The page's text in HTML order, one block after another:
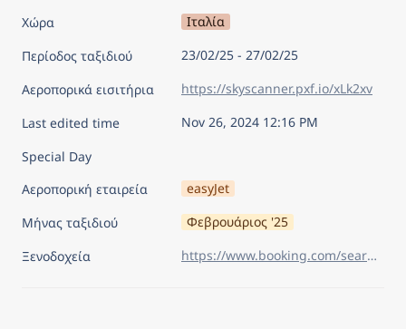
Χώρα
Ιταλία
Περίοδος ταξιδιού
23/02/25 - 27/02/25
Αεροπορικά εισιτήρια
https://skyscanner.pxf.io/xLk2xv
Last edited time
Nov 26, 2024 12:16 PM
Special Day
Αεροπορική εταιρεία
easyJet
Μήνας ταξιδιού
Φεβρουάριος '25
Ξενοδοχεία
https://www.booking.com/searchresults.el.html?sid=96be1988f08bdb352ba05a1068c394d5&aid=7960945&lang=el&sb=1&sb_lp=1&src_elem=sb&error_url=https%3A%2F%2Fwww.booking.com%2Findex.el.html%3Faid%3D7960945%26sid%3D96be1988f08bdb352ba05a1068c394d5%26sb_price_type%3Dtotal%26&ss=%CE%92%CE%B5%CE%BD%CE%B5%CF%84%CE%AF%CE%B1%2C+%CE%92%CE%AD%CE%BD%CE%B5%CF%84%CE%BF%2C+%CE%99%CF%84%CE%B1%CE%BB%CE%AF%CE%B1&is_ski_area=&ssne=%CE%92%CE%B9%CE%AD%CE%BD%CE%BD%CE%B7&ssne_untouched=%CE%92%CE%B9%CE%AD%CE%BD%CE%BD%CE%B7&checkin_year=2025&checkin_month=2&checkin_monthday=23&checkout_year=2025&checkout_month=2&checkout_monthday=27&flex_window=0&efdco=1&group_adults=2&group_children=0&no_rooms=1&b_h4u_keep_filters=&from_sf=1&ss_raw=%CE%B2%CE%B5%CE%BD&ac_position=0&ac_langcode=el&ac_click_type=b&dest_id=-132007&dest_type=city&iata=VCE&place_id_lat=45.43389&place_id_lon=12.338505&search_pageview_id=1ecb06527f100327&search_selected=true&search_pageview_id=1ecb06527f100327&ac_suggestion_list_length=5&ac_suggestion_theme_list_length=0&order=price